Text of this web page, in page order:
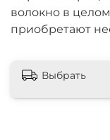
волокно в
приобретают
Выбрать